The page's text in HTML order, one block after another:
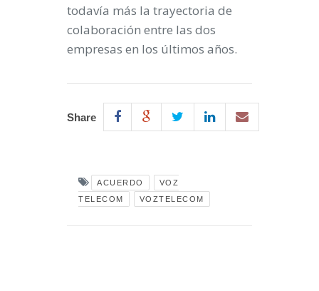
todavía más la trayectoria de
colaboración entre las dos
empresas en los últimos años.
Share
ACUERDO
VOZ
TELECOM
VOZTELECOM